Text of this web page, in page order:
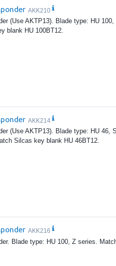
AKK210
(Use AKTP13). Blade type: HU
blank HU 100BT12.
AKK214
(Use AKTP13). Blade type: HU 46,
Silcas key blank HU 46BT12.
AKK216
Blade type: HU 100, Z series.